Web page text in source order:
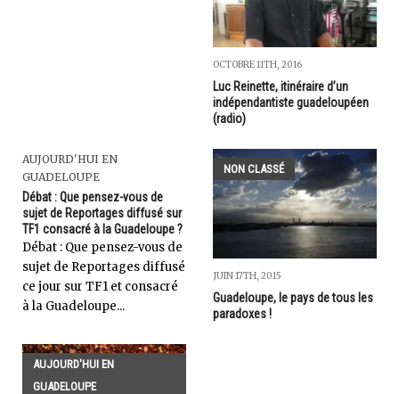
OCTOBRE 11TH, 2016
Luc Reinette, itinéraire d’un
indépendantiste guadeloupéen
(radio)
AUJOURD'HUI EN
GUADELOUPE
Débat : Que pensez-vous de
sujet de Reportages diffusé sur
TF1 consacré à la Guadeloupe ?
Débat : Que pensez-vous de
sujet de Reportages diffusé
ce jour sur TF1 et consacré
à la Guadeloupe...
NON CLASSÉ
JUIN 17TH, 2015
Guadeloupe, le pays de tous les
paradoxes !
AUJOURD'HUI EN
GUADELOUPE